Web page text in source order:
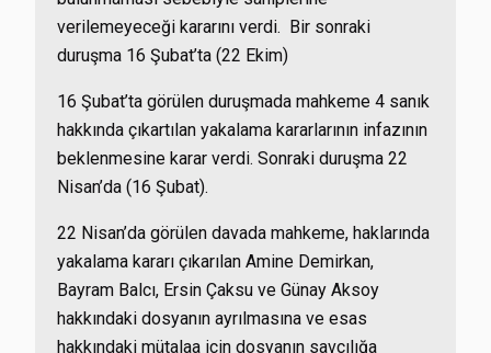
verilemeyeceği kararını verdi. Bir sonraki
duruşma 16 Şubat’ta (22 Ekim)
16 Şubat’ta görülen duruşmada mahkeme 4 sanık
hakkında çıkartılan yakalama kararlarının infazının
beklenmesine karar verdi. Sonraki duruşma 22
Nisan’da (16 Şubat).
22 Nisan’da görülen davada mahkeme, haklarında
yakalama kararı çıkarılan Amine Demirkan,
Bayram Balcı, Ersin Çaksu ve Günay Aksoy
hakkındaki dosyanın ayrılmasına ve esas
hakkındaki mütalaa için dosyanın savcılığa